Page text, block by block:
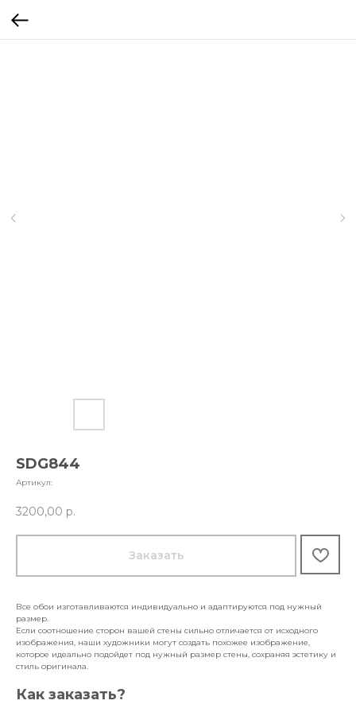
SDG844
Артикул:
3200,00 р.
Заказать
Все обои изготавливаются индивидуально и адаптируются под нужный
размер.
Если соотношение сторон вашей стены сильно отличается от исходного
изображения, наши художники могут создать похожее изображение,
которое идеально подойдет под нужный размер стены, сохраняя эстетику и
стиль оригинала.
Как заказать?